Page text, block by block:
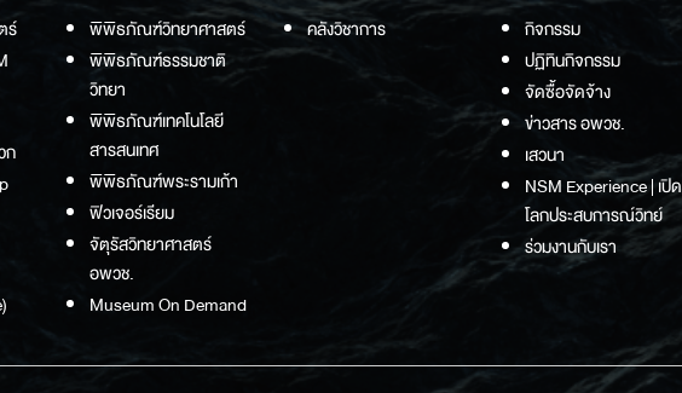
ร์
ก
พิพิธภัณฑ์วิทยาศาสตร์
พิพิธภัณฑ์ธรรมชาติ
วิทยา
พิพิธภัณฑ์เทคโนโลยี
สารสนเทศ
พิพิธภัณฑ์พระรามเก้า
ฟิวเจอร์เรียม
จัตุรัสวิทยาศาสตร์
อพวช.
Museum On Demand
คลังวิชาการ
กิจกรรม
ปฏิทินกิจกรรม
จัดซื้อจัดจ้าง
ข่าวสาร อพวช.
เสวนา
NSM Experience | เปิด
โลกประสบการณ์วิทย์
ร่วมงานกับเรา